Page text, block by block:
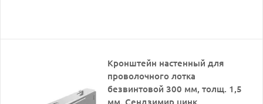
Кронштейн настенный для
проволочного лотка
безвинтовой 300 мм, толщ. 1,5
мм, Сендзимир цинк